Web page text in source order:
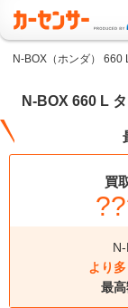
N-BOX（ホンダ） 660
N-BOX 660 L
買
より
最